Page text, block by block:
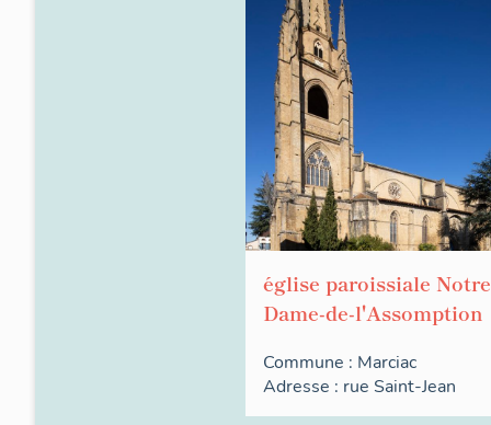
église paroissiale
Dame-de-l'Assomption
Commune : Marciac
Adresse : rue Saint-Jean